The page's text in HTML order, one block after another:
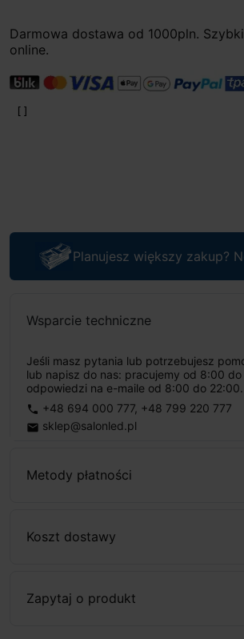
Darmowa dostawa od 1000pln.
online.
Planujesz większy zakup?
Wsparcie techniczne
Jeśli masz pytania lub potrzebujesz
lub napisz do nas: pracujemy od 8:00 do
odpowiedzi na e-maile od 8:00 do 22:00.
phone +48 694 000 777, +48 799 220 777
email sklep@salonled.pl
Metody płatności
Koszt dostawy
Zapytaj o produkt